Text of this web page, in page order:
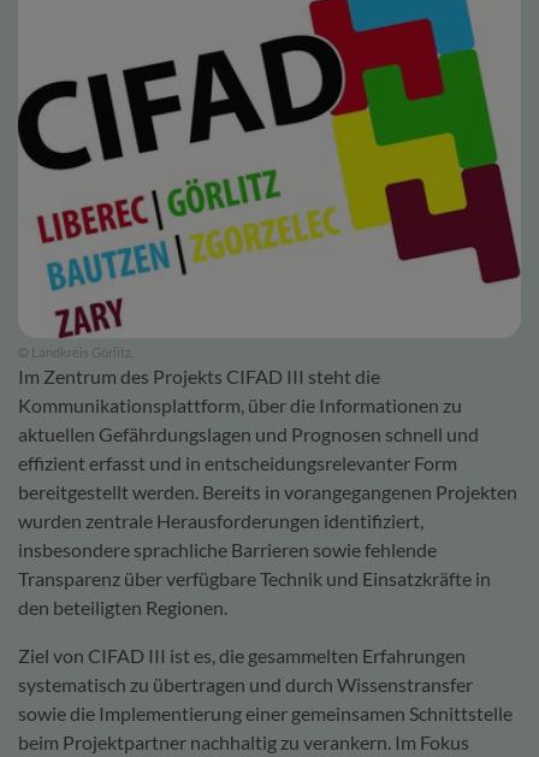
© Landkreis Görlitz.
Im Zentrum des Projekts CIFAD III steht die
Kommunikationsplattform, über die Informationen zu
aktuellen Gefährdungslagen und Prognosen schnell und
effizient erfasst und in entscheidungsrelevanter Form
bereitgestellt werden. Bereits in vorangegangenen Projekten
wurden zentrale Herausforderungen identifiziert,
insbesondere sprachliche Barrieren sowie fehlende
Transparenz über verfügbare Technik und Einsatzkräfte in
den beteiligten Regionen.
Ziel von CIFAD III ist es, die gesammelten Erfahrungen
systematisch zu übertragen und durch Wissenstransfer
sowie die Implementierung einer gemeinsamen Schnittstelle
beim Projektpartner nachhaltig zu verankern. Im Fokus